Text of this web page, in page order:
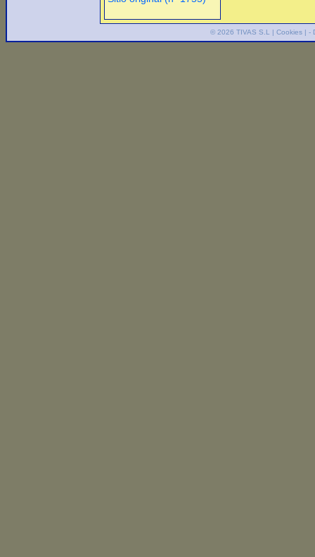
© 2026 TIVAS S.L | Cookies| -